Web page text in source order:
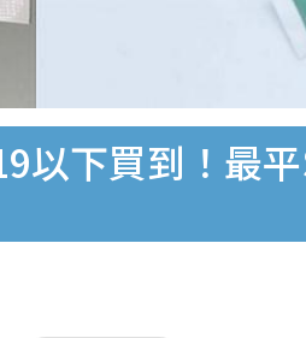
以下買到！最